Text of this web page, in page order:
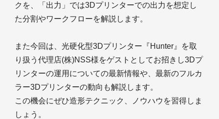
クを、「出力」では3Dプリンターでの出力を想定し
た分割やワークフローを解説します。
また今回は、光硬化型3Dプリンター『Hunter』を取
り扱う代理店(株)NSS様をゲストとしてお招きし3Dプ
リンターの運用についての最新情報や、最新のフルカ
ラー3Dプリンターの動向も解説します。
この機会にぜひ造形テクニック、ノウハウを習得しま
しょう。